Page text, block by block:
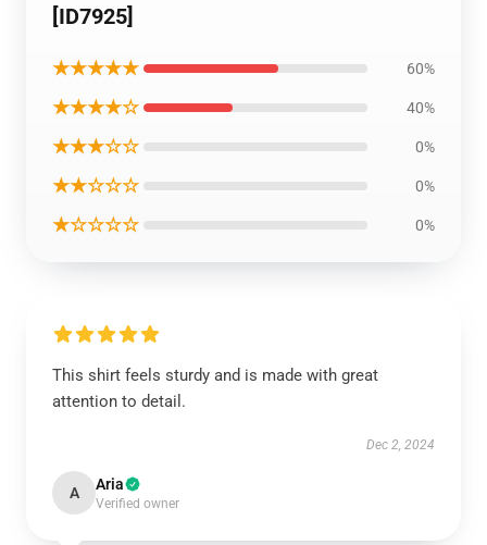
[ID7925]
★★★★★ 60%
★★★★☆ 40%
★★★☆☆ 0%
★★☆☆☆ 0%
★☆☆☆☆ 0%
This shirt feels sturdy and is made with great
attention to detail.
Dec 2, 2024
A Aria
Verified owner